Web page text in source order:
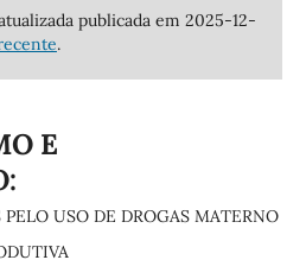
publicada em 2025-12-
.
E
USO DE DROGAS MATERNO